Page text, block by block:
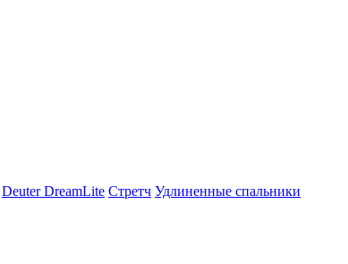
Deuter DreamLite Стретч Удлиненные спальники